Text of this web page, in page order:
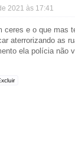
2021 às 17:41
ceres e o que mas
aterrorizando as
ela polícia não